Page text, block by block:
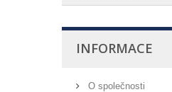
INFORMACE
O společnosti